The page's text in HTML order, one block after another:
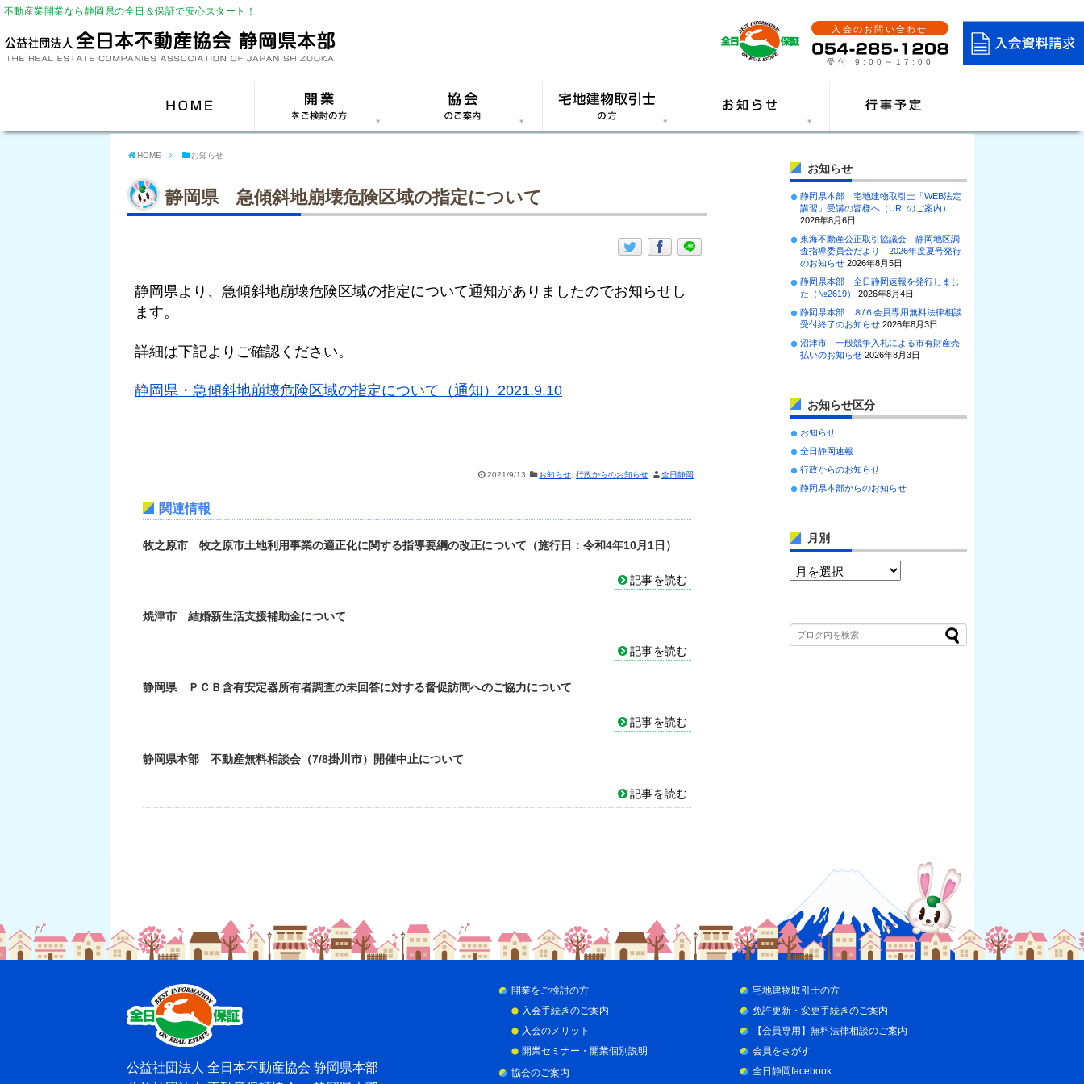
不動産業開業なら静岡県の全日＆保証で安心スタート！
入会のお問い合わせ
受付 9:00～17:00
HOME お知らせ
静岡県 急傾斜地崩壊危険区域の指定について
静岡県より、急傾斜地崩壊危険区域の指定について通知がありましたのでお知らせし
ます。
詳細は下記よりご確認ください。
静岡県・急傾斜地崩壊危険区域の指定について（通知）2021.9.10
2021/9/13 お知らせ ,行政からのお知らせ 全日静岡
関連情報
牧之原市 牧之原市土地利用事業の適正化に関する指導要綱の改正について（施行日：令和4年10月1日）
記事を読む
焼津市 結婚新生活支援補助金について
記事を読む
静岡県 ＰＣＢ含有安定器所有者調査の未回答に対する督促訪問へのご協力について
記事を読む
静岡県本部 不動産無料相談会（7/8掛川市）開催中止について
記事を読む
お知らせ
静岡県本部 宅地建物取引士「WEB法定
講習」受講の皆様へ（URLのご案内）
2026年8月6日
東海不動産公正取引協議会 静岡地区調
査指導委員会だより 2026年度夏号発行
のお知らせ 2026年8月5日
静岡県本部 全日静岡速報を発行しまし
た（№2619）
2026年8月4日
静岡県本部 ８/６会員専用無料法律相談
受付終了のお知らせ 2026年8月3日
沼津市 一般競争入札による市有財産売
払いのお知らせ 2026年8月3日
お知らせ区分
お知らせ
全日静岡速報
行政からのお知らせ
静岡県本部からのお知らせ
月別
公益社団法人 全日本不動産協会 静岡県本部
開業をご検討の方
入会手続きのご案内
入会のメリット
開業セミナー・開業個別説明
協会のご案内
宅地建物取引士の方
免許更新・変更手続きのご案内
【会員専用】無料法律相談のご案内
会員をさがす
全日静岡facebook